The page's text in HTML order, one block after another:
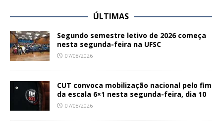
ÚLTIMAS
Segundo semestre letivo de 2026 começa
nesta segunda-feira na UFSC
07/08/2026
CUT convoca mobilização nacional pelo fim
da escala 6×1 nesta segunda-feira, dia 10
07/08/2026